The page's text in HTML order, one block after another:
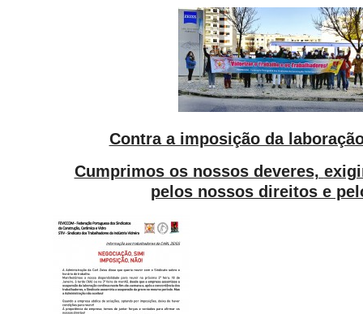
Contra a imposição da
Cumprimos os nossos deveres,
pelos nossos direitos e